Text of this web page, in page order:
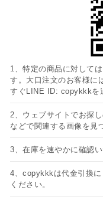
1、特定の商品に対して
す。大口注文のお客様に
すぐLINE ID: copykkkを
2、ウェブサイトでお探
などで関連する画像を見
3、在庫を速やかに確認
4、copykkkは代金引換
ください。